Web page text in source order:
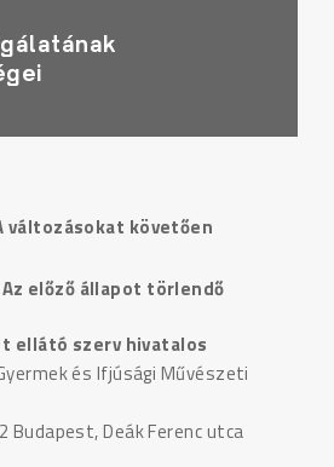
változásokat követően
előző állapot törlendő
ellátó szerv hivatalos
és Ifjúsági Művészeti
Budapest, Deák Ferenc utca